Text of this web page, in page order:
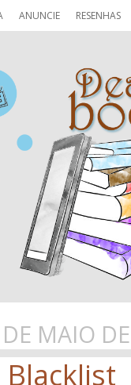
ANUNCIE RESENHAS
MAIO